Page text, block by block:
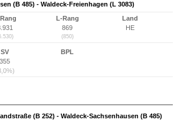
(B 485) - Waldeck-Freienhagen (L 3083)
L-Rang
869
(850)
Land
HE
SV
355
BPL
(B 252) - Waldeck-Sachsenhausen (B 485)